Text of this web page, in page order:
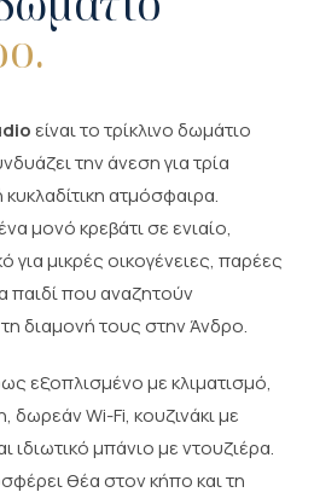
είναι το τρίκλινο δωμάτιο
την άνεση για τρία
ατμόσφαιρα.
μονό κρεβάτι σε ενιαίο,
μικρές οικογένειες, παρέες
παιδί που αναζητούν
διαμονή τους στην Άνδρο.
εξοπλισμένο με κλιματισμό,
Wi-Fi, κουζινάκι με
ιδιωτικό μπάνιο με ντουζιέρα.
θέα στον κήπο και τη